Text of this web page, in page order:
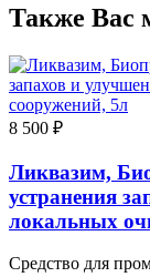
Также Вас
8 500 ₽
Ликвазим,
устранения
локальных
Средство для